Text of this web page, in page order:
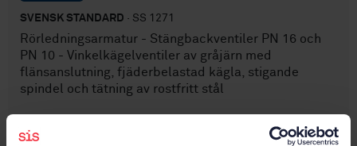
SVENSK STANDARD · SS 1271
Rörledningsarmatur - Stängbackventiler PN 16 och
PN 10 - Vinkelkägelventiler av gråjärn med
flänsanslutning, fjäderbelastad kägla, stigande
spindel och tätning av rostfritt stål
Prenumerera på standarden - Läs mer